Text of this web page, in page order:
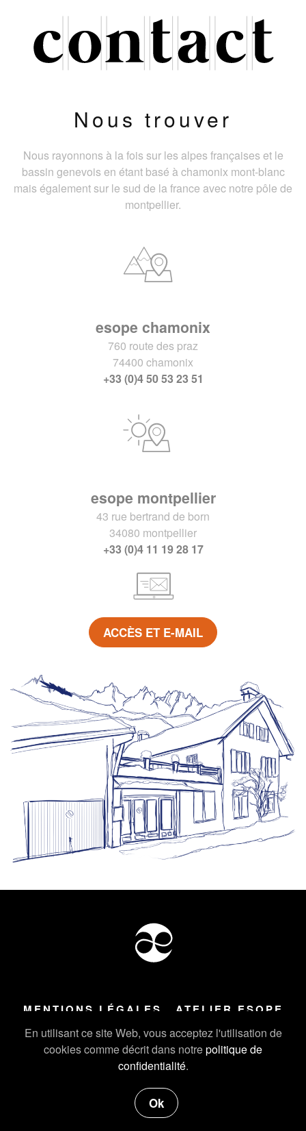
En utilisant ce site Web, vous acceptez l'utilisation de
cookies comme décrit dans notrepolitique de
confidentialité.
Ok
Nous trouver
Nous rayonnons à la fois sur les alpes françaises et le
bassin genevois en étant basé à chamonix mont-blanc
mais également sur le sud de la france avec notre pôle de
montpellier.
esope chamonix
760 route des praz
74400 chamonix
+33 (0)4 50 53 23 51
esope montpellier
43 rue bertrand de born
34080 montpellier
+33 (0)4 11 19 28 17
ACCÈS ET E-MAIL
MENTIONS LÉGALES ATELIER ESOPE